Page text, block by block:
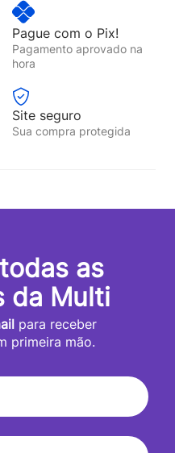
Pague com o Pix!
Pagamento aprovado na
hora
Site seguro
Sua compra protegida
as
da Multi
para receber
primeira mão.